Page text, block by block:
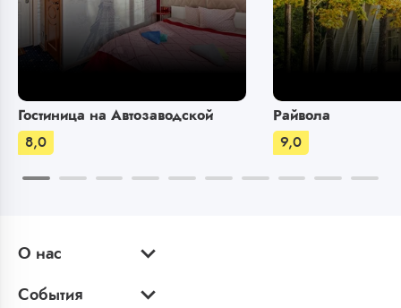
Гостиница на Автозаводской
8,0
Райвола
9,0
О нас
События